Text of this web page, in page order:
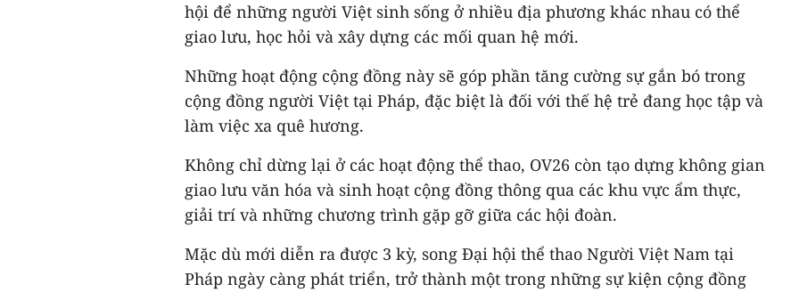
hội để những người Việt sinh sống ở nhiều địa phương khác nhau có thể
giao lưu, học hỏi và xây dựng các mối quan hệ mới.
Những hoạt động cộng đồng này sẽ góp phần tăng cường sự gắn bó trong
cộng đồng người Việt tại Pháp, đặc biệt là đối với thế hệ trẻ đang học tập và
làm việc xa quê hương.
Không chỉ dừng lại ở các hoạt động thể thao, OV26 còn tạo dựng không gian
giao lưu văn hóa và sinh hoạt cộng đồng thông qua các khu vực ẩm thực,
giải trí và những chương trình gặp gỡ giữa các hội đoàn.
Mặc dù mới diễn ra được 3 kỳ, song Đại hội thể thao Người Việt Nam tại
Pháp ngày càng phát triển, trở thành một trong những sự kiện cộng đồng